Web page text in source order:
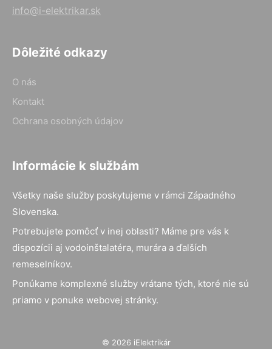
info@i-elektrikar.sk
Dôležité odkazy
O nás
Kontakt
Ochrana osobných údajov
Informácie k službám
Všetky naše služby poskytujeme v rámci Západného
Slovenska.
Potrebujete pomôcť v inej oblasti? Máme pre vás k
dispozícii aj vodoinštalatéra, murára a ďalších
remeselníkov.
Ponúkame komplexné služby vrátane tých, ktoré nie sú
priamo v ponuke webovej stránky.
© 2026 iElektrikár